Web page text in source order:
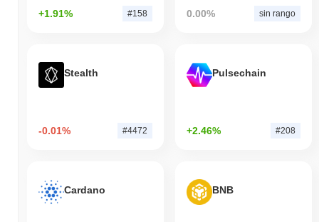
+1.91% #158 0.00% sin rango
Stealth
-0.01% #4472
Pulsechain
+2.46% #208
Cardano BNB